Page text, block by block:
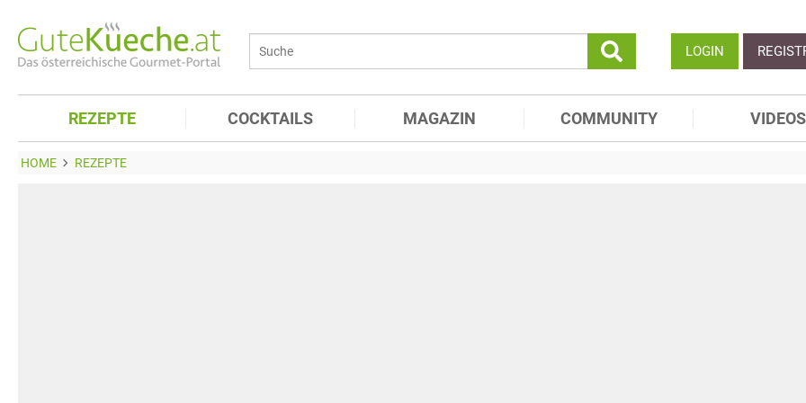
LOGIN
REZEPTE COCKTAILS MAGAZIN COMMUNITY VIDEOS
HOME REZEPTE